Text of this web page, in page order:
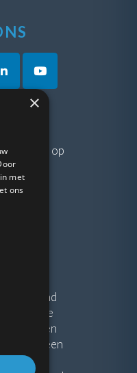
met ons op
Friesland
Drenthe
Drachten
Hoogeveen
×
met
ons